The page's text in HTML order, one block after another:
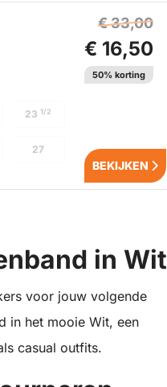
23 1/2
27
€ 33,00
€ 16,50
50% korting
BEKIJKEN
in Wit
voor jouw volgende
in het mooie Wit, een
casual outfits.